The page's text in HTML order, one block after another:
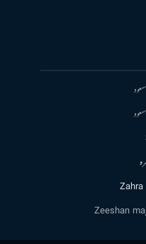
Zeeshan